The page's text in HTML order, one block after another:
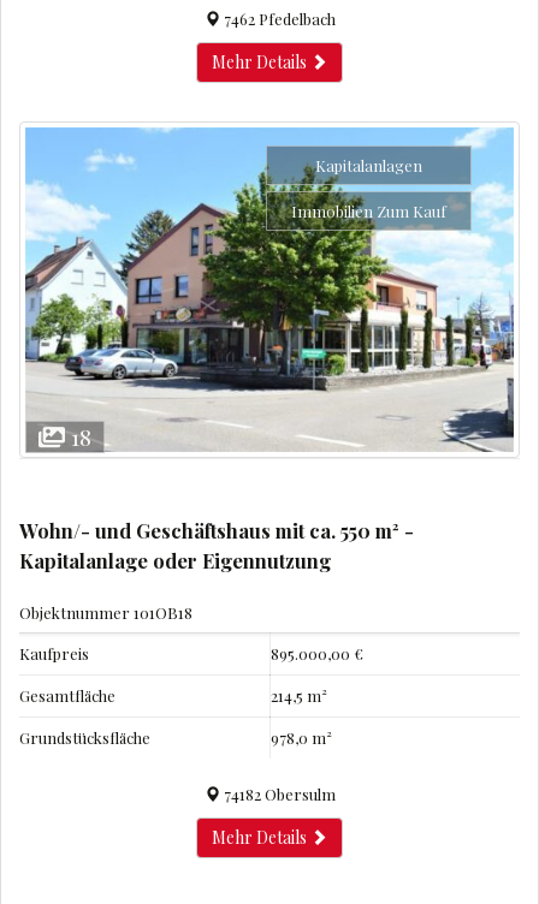
7462 Pfedelbach
Mehr Details
18
Kapitalanlagen
Immobilien Zum Kauf
Wohn/- und Geschäftshaus mit ca. 550 m² -
Kapitalanlage oder Eigennutzung
Objektnummer101OB18
Kaufpreis
895.000,00 €
Gesamtfläche 214,5 m²
Grundstücksfläche 978,0 m²
74182 Obersulm
Mehr Details